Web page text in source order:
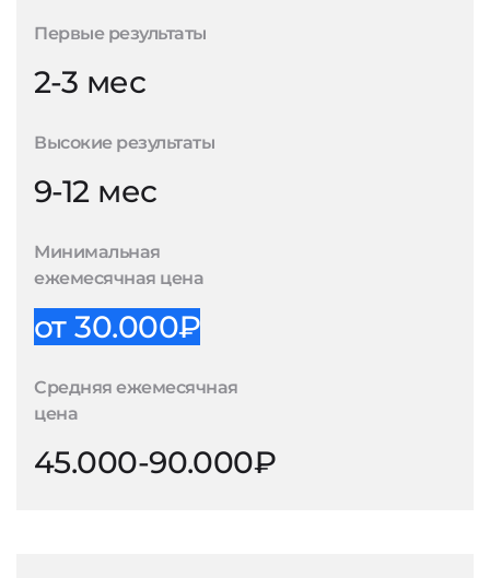
Первые результаты
2-3 мес
Высокие результаты
9-12 мес
Минимальная
ежемесячная цена
от 30.000₽
Средняя ежемесячная
цена
45.000-90.000₽